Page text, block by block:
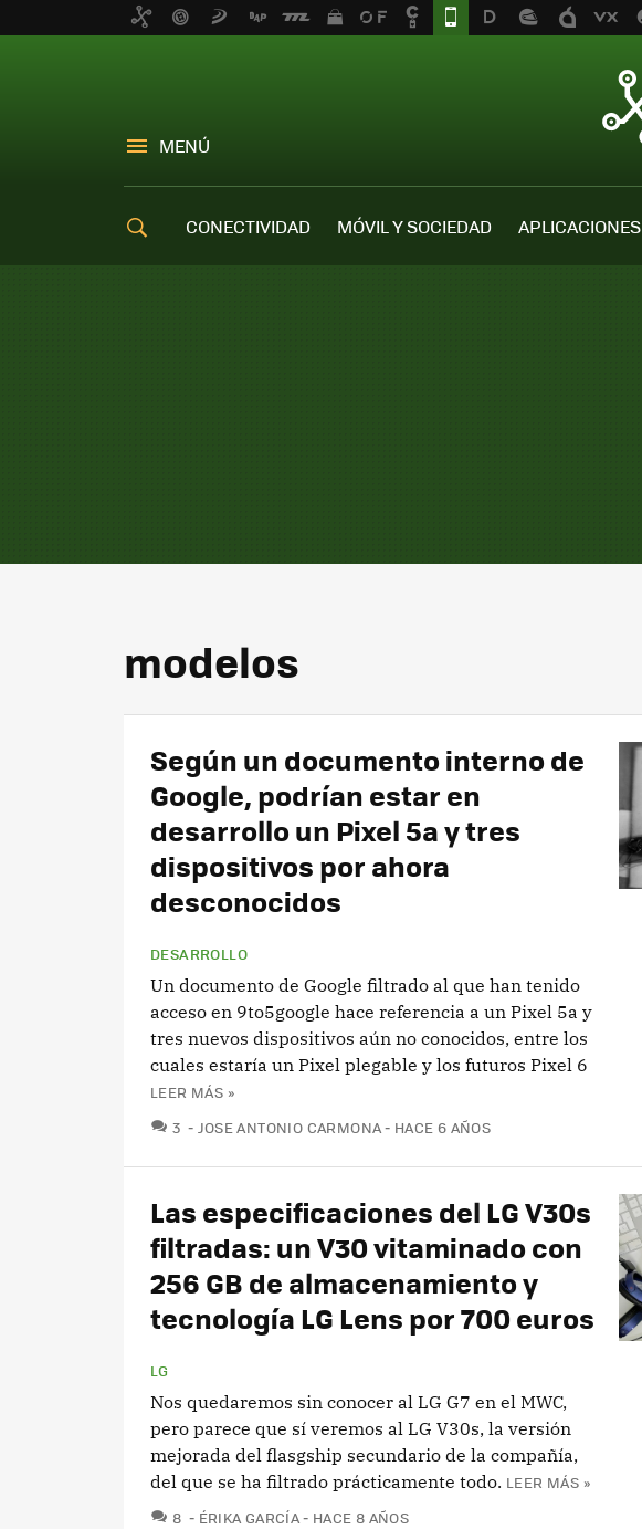
MENÚ
CONECTIVIDAD MÓVIL Y SOCIEDAD APLICACIONES
modelos
Según un documento interno de
Google, podrían estar en
desarrollo un Pixel 5a y tres
dispositivos por ahora
desconocidos
DESARROLLO
Un documento de Google filtrado al que han tenido
acceso en 9to5google hace referencia a un Pixel 5a y
tres nuevos dispositivos aún no conocidos, entre los
cuales estaría un Pixel plegable y los futuros Pixel 6
LEER MÁS »
3 COMENTARIOS
JOSE ANTONIO CARMONA HACE 6 AÑOS
Las especificaciones del LG V30s
filtradas: un V30 vitaminado con
256 GB de almacenamiento y
tecnología LG Lens por 700 euros
LG
Nos quedaremos sin conocer al LG G7 en el MWC,
pero parece que sí veremos al LG V30s, la versión
mejorada del flasgship secundario de la compañía,
del que se ha filtrado prácticamente todo. LEER MÁS »
8 COMENTARIOS
ÉRIKA GARCÍA HACE 8 AÑOS